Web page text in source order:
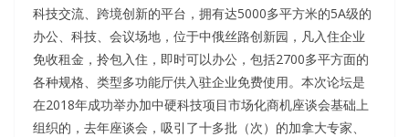
科技交流、跨境创新的平台，拥有达5000多平方米的5A级的
办公、科技、会议场地，位于中俄丝路创新园，凡入住企业
免收租金，拎包入住，即时可以办公，包括2700多平方面的
各种规格、类型多功能厅供入驻企业免费使用。本次论坛是
在2018年成功举办加中硬科技项目市场化商机座谈会基础上
组织的，去年座谈会，吸引了十多批（次）的加拿大专家、